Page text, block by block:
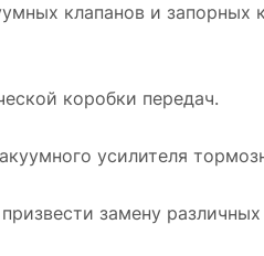
клапанов и
коробки передач.
усилителя
замену